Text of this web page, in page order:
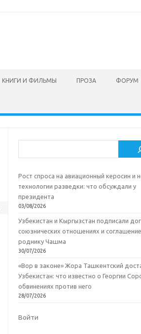
КНИГИ И ФИЛЬМЫ ПРОЗА ФОРУМ
Рост спроса на авиационный керосин и
технологии разведки: что обсуждали у
президента
03/08/2026
Узбекистан и Кыргызстан подписали
союзнических отношениях и
роднику Чашма
30/07/2026
«Вор в законе» Жора Ташкентский
Узбекистан: что известно о Георгии
обвинениях против него
28/07/2026
Войти